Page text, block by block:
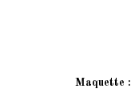
Maquette :